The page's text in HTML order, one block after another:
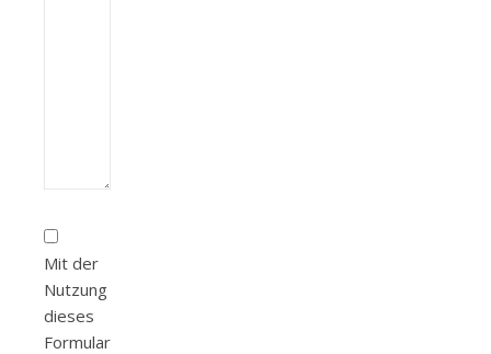
Mit der
Nutzung
dieses
Formulars